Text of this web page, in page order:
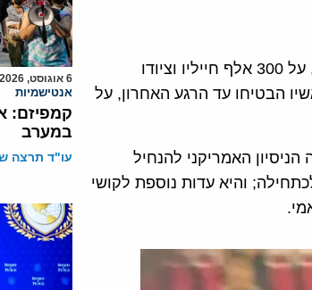
מהירות הקריסה של ממשלת אפגניסטן ושל הצבא שהקימו האמריקנים, על 300 אלף חייליו וציודו
הבטיחו עד הרגע האחרון, על
האמריקני להנחיל
והיא עדות נוספת לקושי
6 אוגוסט, 2026
אנטישמיות
קמפיזם:
במערב
עו"ד תרצה